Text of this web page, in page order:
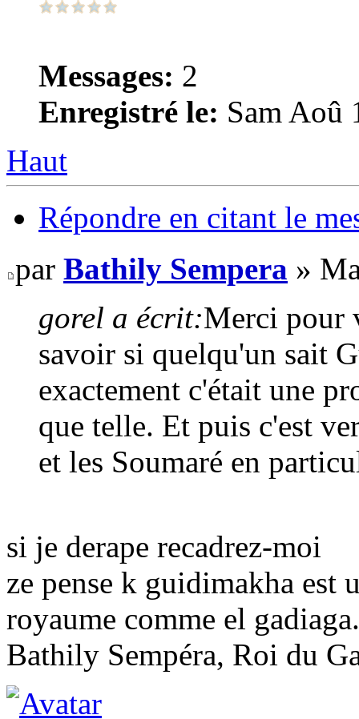
Messages: 2
Enregistré le: Sam Aoû
Haut
Répondre en citant le
par Bathily Sempera »
gorel a écrit:Merci pour
savoir si quelqu'un sait
exactement c'était une
que telle. Et puis c'est
et les Soumaré en
si je derape recadrez-moi
ze pense k guidimakha est
royaume comme el gadiaga.
Bathily Sempéra, Roi du